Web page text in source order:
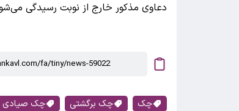
دعاوی مذکور خارج از نوبت رسیدگی
چک چک برگشتی چک صیادی